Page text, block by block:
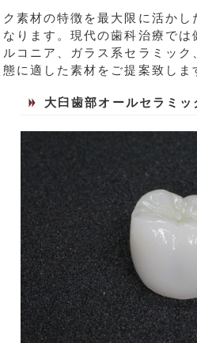
素材の特徴を最大限に活かし
ります。現代の歯科治療では
コニア、ガラス系セラミック
に適した素材をご提案致しま
大臼歯部オールセラミッ